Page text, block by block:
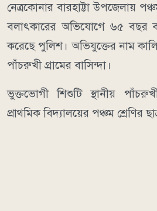
নেত্রকোনার বারহাট্টা উপজেলায়
বলাৎকারের অভিযোগে ৬৫ বছর
করেছে পুলিশ। অভিযুক্তের নাম
পাঁচরুখী গ্রামের বাসিন্দা।
ভুক্তভোগী শিশুটি স্থানীয়
প্রাথমিক বিদ্যালয়ের পঞ্চম শ্রেণির